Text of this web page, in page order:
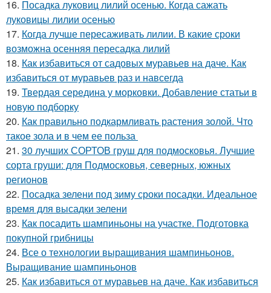
16. Посадка луковиц лилий осенью. Когда сажать
луковицы лилии осенью
17. Когда лучше пересаживать лилии. В какие сроки
возможна осенняя пересадка лилий
18. Как избавиться от садовых муравьев на даче. Как
избавиться от муравьев раз и навсегда
19. Твердая середина у морковки. Добавление статьи в
новую подборку
20. Как правильно подкармливать растения золой. Что
такое зола и в чем ее польза
21. 30 лучших СОРТОВ груш для подмосковья. Лучшие
сорта груши: для Подмосковья, северных, южных
регионов
22. Посадка зелени под зиму сроки посадки. Идеальное
время для высадки зелени
23. Как посадить шампиньоны на участке. Подготовка
покупной грибницы
24. Все о технологии выращивания шампиньонов.
Выращивание шампиньонов
25. Как избавиться от муравьев на даче. Как избавиться